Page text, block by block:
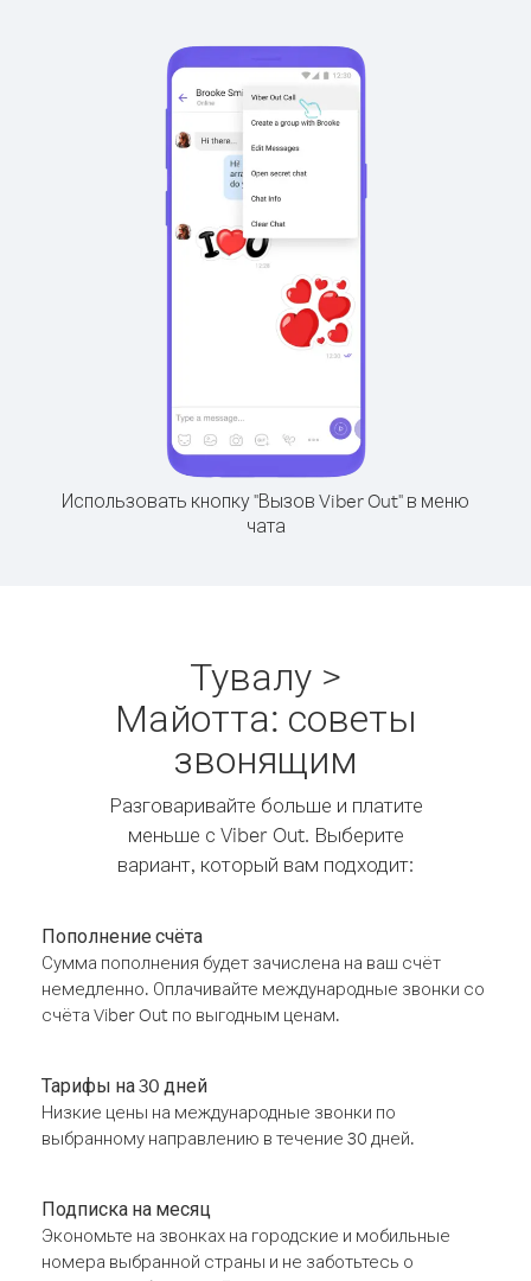
Использовать кнопку "Вызов Viber Out" в меню
чата
Тувалу >
Майотта: советы
звонящим
Разговаривайте больше и платите
меньше с Viber Out. Выберите
вариант, который вам подходит:
Пополнение счёта
Сумма пополнения будет зачислена на ваш счёт
немедленно. Оплачивайте международные звонки со
счёта Viber Out по выгодным ценам.
Тарифы на 30 дней
Низкие цены на международные звонки по
выбранному направлению в течение 30 дней.
Подписка на месяц
Экономьте на звонках на городские и мобильные
номера выбранной страны и не заботьтесь о